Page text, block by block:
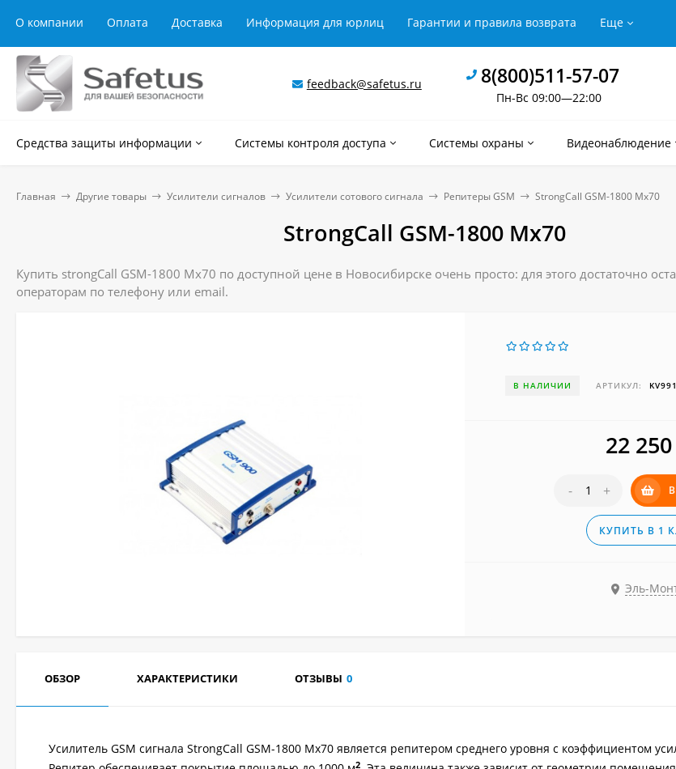
О компании Оплата Доставка Информация для юрлиц Гарантии и правила возврата Еще
feedback@safetus.ru 8(800)511-57-07
Пн-Вс 09:00—22:00
Средства защиты информации Системы контроля доступа Системы охраны Видеонаблюдение
Главная Другие товары Усилители сигналов Усилители сотового сигнала Репитеры GSM StrongCall GSM-1800 Мх70
StrongCall GSM-1800 Мх70
Купить strongCall GSM-1800 Мх70 по доступной цене в Новосибирске очень просто: для этого достаточно
операторам по телефону или email.
В НАЛИЧИИ АРТИКУЛ: KV991
22
- +
КУПИТЬ В 1
Эль-
ОБЗОР ХАРАКТЕРИСТИКИ ОТЗЫВЫ 0
Усилитель GSM сигнала StrongCall GSM-1800 Мх70 является репитером среднего уровня с коэффициентом
2